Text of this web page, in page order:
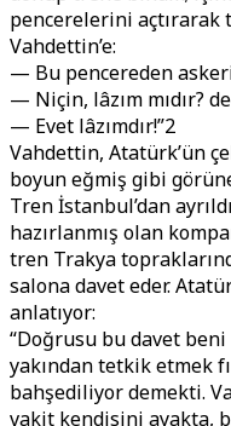
pencerelerini açtırarak
Vahdettin’e:
— Bu pencereden
— Niçin, lâzım mıdır?
— Evet lâzımdır!”2
Vahdettin, Atatürk’ün
boyun eğmiş gibi
Tren İstanbul’dan
hazırlanmış olan
tren Trakya
salona davet eder.
anlatıyor:
“Doğrusu bu davet
yakından tetkik etmek
bahşediliyor demekti.
vakit kendisini ayakta,